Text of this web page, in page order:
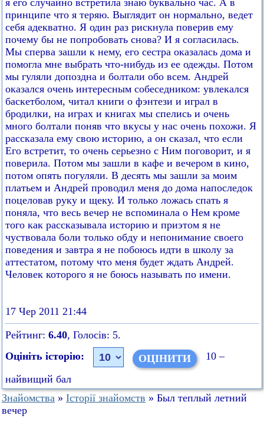
принципе что я теряю. Выглядит он нормально, ведет
себя адекватно. Я один раз рискнула поверив ему
почему бы не попробовать снова? И я согласилась.
Мы сперва зашли к нему, его сестра оказалась дома и
помогла мне выбрать что-нибудь из ее одежды. Потом
мы гуляли допоздна и болтали обо всем. Андрей
оказался очень интересным собеседником: увлекался
баскетболом, читал книги о фэнтези и играл в
бродилки, на играх и книгах мы спелись и очень
много болтали поняв что вкусы у нас очень похожи. Я
рассказала ему свою историю, а он сказал, что если
Его встретит, то очень серьезно с Ним поговорит, и я
поверила. Потом мы зашли в кафе и вечером в кино,
потом опять погуляли. В десять мы зашли за моим
платьем и Андрей проводил меня до дома напоследок
поцеловав руку и щеку. И только ложась спать я
поняла, что весь вечер не вспоминала о Нем кроме
того как рассказывала историю и приэтом я не
чуствовала боли только обду и непонимание своего
поведения и завтра я не побоюсь идти в школу за
аттестатом, потому что меня будет ждать Андрей.
Человек которого я не боюсь называть по имени.
17 Чер 2011 21:44
Рейтинг: 6.40, Голосів: 5.
Оцініть історію:
10 –
найвищий бал
Знайомства » Історії знайомств » Был теплый летний
вечер